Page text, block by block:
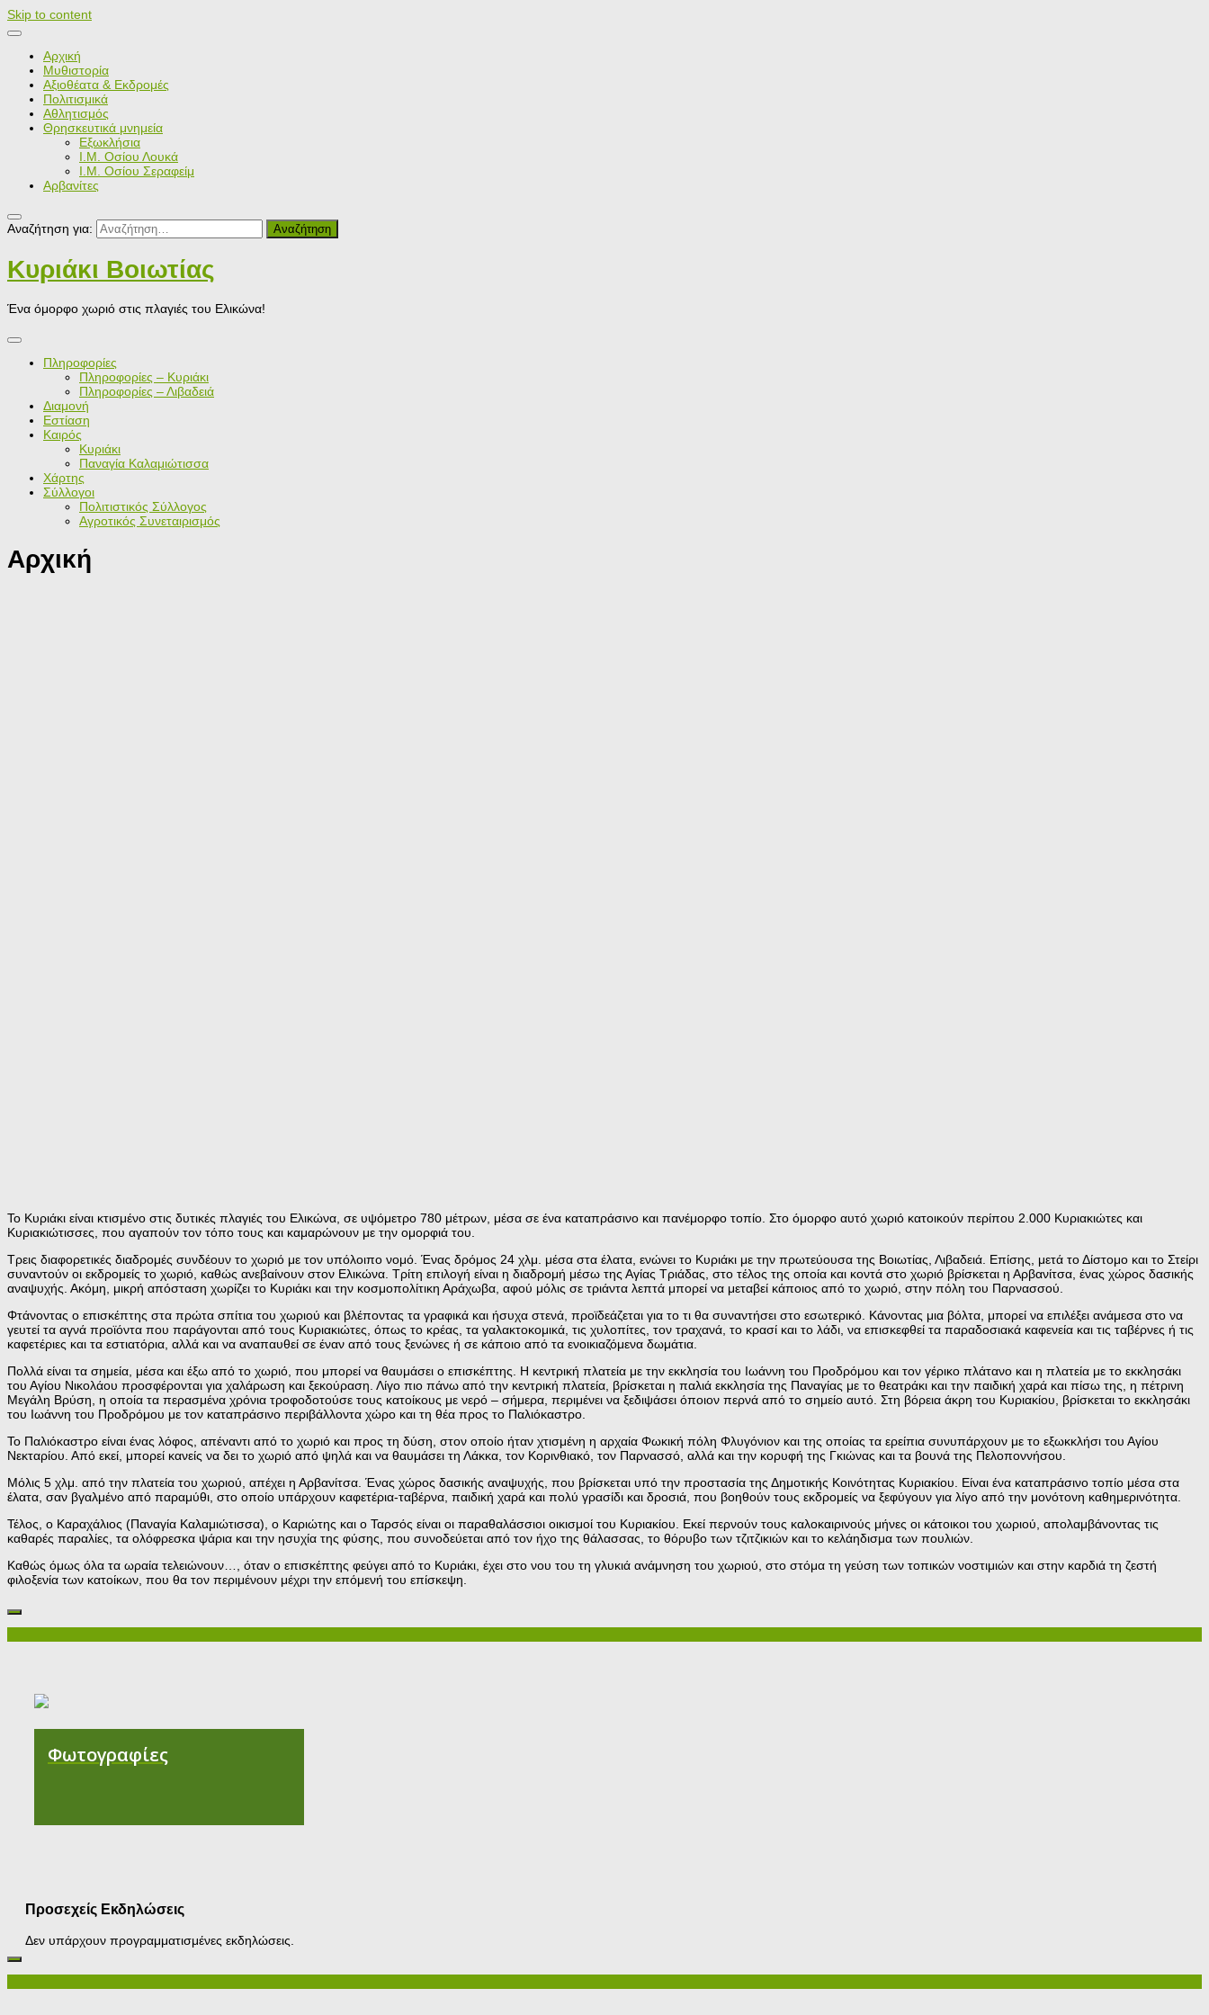
Skip to content
Αρχική
Μυθιστορία
Αξιοθέατα & Εκδρομές
Πολιτισμικά
Αθλητισμός
Θρησκευτικά μνημεία
Εξωκλήσια
Ι.Μ. Οσίου Λουκά
Ι.Μ. Οσίου Σεραφείμ
Αρβανίτες
Αναζήτηση για:
Κυριάκι Βοιωτίας
Ένα όμορφο χωριό στις πλαγιές του Ελικώνα!
Πληροφορίες
Πληροφορίες – Κυριάκι
Πληροφορίες – Λιβαδειά
Διαμονή
Εστίαση
Καιρός
Κυριάκι
Παναγία Καλαμιώτισσα
Χάρτης
Σύλλογοι
Πολιτιστικός Σύλλογος
Αγροτικός Συνεταιρισμός
Αρχική
Το Κυριάκι είναι κτισμένο στις δυτικές πλαγιές του Ελικώνα, σε υψόμετρο 780 μέτρων, μέσα σε ένα καταπράσινο και πανέμορφο τοπίο. Στο όμορφο αυτό χωριό κατοικούν περίπου 2.000 Κυριακιώτες και
Κυριακιώτισσες, που αγαπούν τον τόπο τους και καμαρώνουν με την ομορφιά του.
Τρεις διαφορετικές διαδρομές συνδέουν το χωριό με τον υπόλοιπο νομό. Ένας δρόμος 24 χλμ. μέσα στα έλατα, ενώνει το Κυριάκι με την πρωτεύουσα της Βοιωτίας, Λιβαδειά. Επίσης, μετά το Δίστομο και το Στείρι
συναντούν οι εκδρομείς το χωριό, καθώς ανεβαίνουν στον Ελικώνα. Τρίτη επιλογή είναι η διαδρομή μέσω της Αγίας Τριάδας, στο τέλος της οποία και κοντά στο χωριό βρίσκεται η Αρβανίτσα, ένας χώρος δασικής
αναψυχής. Ακόμη, μικρή απόσταση χωρίζει το Κυριάκι και την κοσμοπολίτικη Αράχωβα, αφού μόλις σε τριάντα λεπτά μπορεί να μεταβεί κάποιος από το χωριό, στην πόλη του Παρνασσού.
Φτάνοντας ο επισκέπτης στα πρώτα σπίτια του χωριού και βλέποντας τα γραφικά και ήσυχα στενά, προϊδεάζεται για το τι θα συναντήσει στο εσωτερικό. Κάνοντας μια βόλτα, μπορεί να επιλέξει ανάμεσα στο να
γευτεί τα αγνά προϊόντα που παράγονται από τους Κυριακιώτες, όπως το κρέας, τα γαλακτοκομικά, τις χυλοπίτες, τον τραχανά, το κρασί και το λάδι, να επισκεφθεί τα παραδοσιακά καφενεία και τις ταβέρνες ή τις
καφετέριες και τα εστιατόρια, αλλά και να αναπαυθεί σε έναν από τους ξενώνες ή σε κάποιο από τα ενοικιαζόμενα δωμάτια.
Πολλά είναι τα σημεία, μέσα και έξω από το χωριό, που μπορεί να θαυμάσει ο επισκέπτης. Η κεντρική πλατεία με την εκκλησία του Ιωάννη του Προδρόμου και τον γέρικο πλάτανο και η πλατεία με το εκκλησάκι
του Αγίου Νικολάου προσφέρονται για χαλάρωση και ξεκούραση. Λίγο πιο πάνω από την κεντρική πλατεία, βρίσκεται η παλιά εκκλησία της Παναγίας με το θεατράκι και την παιδική χαρά και πίσω της, η πέτρινη
Μεγάλη Βρύση, η οποία τα περασμένα χρόνια τροφοδοτούσε τους κατοίκους με νερό – σήμερα, περιμένει να ξεδιψάσει όποιον περνά από το σημείο αυτό. Στη βόρεια άκρη του Κυριακίου, βρίσκεται το εκκλησάκι
του Ιωάννη του Προδρόμου με τον καταπράσινο περιβάλλοντα χώρο και τη θέα προς το Παλιόκαστρο.
Το Παλιόκαστρο είναι ένας λόφος, απέναντι από το χωριό και προς τη δύση, στον οποίο ήταν χτισμένη η αρχαία Φωκική πόλη Φλυγόνιον και της οποίας τα ερείπια συνυπάρχουν με το εξωκκλήσι του Αγίου
Νεκταρίου. Από εκεί, μπορεί κανείς να δει το χωριό από ψηλά και να θαυμάσει τη Λάκκα, τον Κορινθιακό, τον Παρνασσό, αλλά και την κορυφή της Γκιώνας και τα βουνά της Πελοποννήσου.
Μόλις 5 χλμ. από την πλατεία του χωριού, απέχει η Αρβανίτσα. Ένας χώρος δασικής αναψυχής, που βρίσκεται υπό την προστασία της Δημοτικής Κοινότητας Κυριακίου. Είναι ένα καταπράσινο τοπίο μέσα στα
έλατα, σαν βγαλμένο από παραμύθι, στο οποίο υπάρχουν καφετέρια-ταβέρνα, παιδική χαρά και πολύ γρασίδι και δροσιά, που βοηθούν τους εκδρομείς να ξεφύγουν για λίγο από την μονότονη καθημερινότητα.
Τέλος, ο Καραχάλιος (Παναγία Καλαμιώτισσα), ο Καριώτης και ο Ταρσός είναι οι παραθαλάσσιοι οικισμοί του Κυριακίου. Εκεί περνούν τους καλοκαιρινούς μήνες οι κάτοικοι του χωριού, απολαμβάνοντας τις
καθαρές παραλίες, τα ολόφρεσκα ψάρια και την ησυχία της φύσης, που συνοδεύεται από τον ήχο της θάλασσας, το θόρυβο των τζιτζικιών και το κελάηδισμα των πουλιών.
Καθώς όμως όλα τα ωραία τελειώνουν…, όταν ο επισκέπτης φεύγει από το Κυριάκι, έχει στο νου του τη γλυκιά ανάμνηση του χωριού, στο στόμα τη γεύση των τοπικών νοστιμιών και στην καρδιά τη ζεστή
φιλοξενία των κατοίκων, που θα τον περιμένουν μέχρι την επόμενή του επίσκεψη.
Φωτογραφίες
Προσεχείς Εκδηλώσεις
Δεν υπάρχουν προγραμματισμένες εκδηλώσεις.